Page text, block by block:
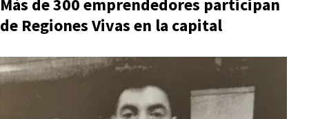
Más de 300 emprendedores participan
de Regiones Vivas en la capital